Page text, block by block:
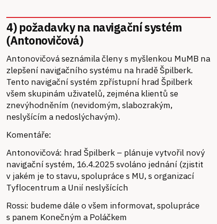
4) požadavky na navigační systém
(Antonovičová)
Antonovičová seznámila členy s myšlenkou MuMB na
zlepšení navigačního systému na hradě Špilberk.
Tento navigační systém zpřístupní hrad Špilberk
všem skupinám uživatelů, zejména klientů se
znevýhodněním (nevidomým, slabozrakým,
neslyšícím a nedoslýchavým).
Komentáře:
Antonovičová: hrad Špilberk – plánuje vytvořil nový
navigační systém, 16.4.2025 svoláno jednání (zjistit
v jakém je to stavu, spolupráce s MU, s organizací
Tyflocentrum a Unií neslyšících
Rossi: budeme dále o všem informovat, spolupráce
s panem Konečným a Poláčkem